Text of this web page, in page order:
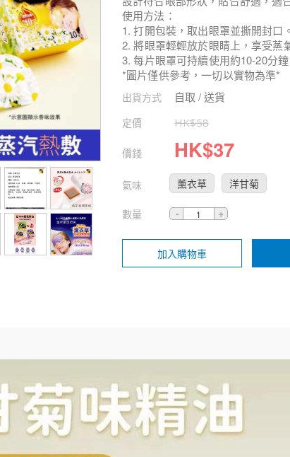
使用方法：
1. 打開包裝，取出眼罩並撕開封口。
2. 將眼罩輕輕放於眼睛上，享受蒸
3. 每片眼罩可持續使用約10-20分鐘
*圖片僅供參考，一切以實物為準*
出貨方式 自取 / 送貨
定價 HK$58
價錢 HK$37
氣味 薰衣草 洋甘菊
數量
加入購物車